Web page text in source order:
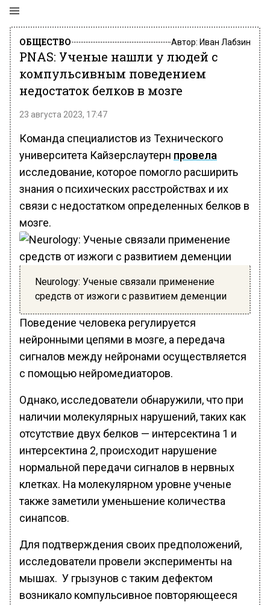
ОБЩЕСТВО Автор: Иван Лабзин
PNAS: Ученые нашли у людей с
компульсивным поведением
недостаток белков в мозге
23 августа 2023, 17:47
Команда специалистов из Технического
университета Кайзерслаутерн провела
исследование, которое помогло расширить
знания о психических расстройствах и их
связи с недостатком определенных белков в
мозге.
Neurology: Ученые связали применение
средств от изжоги с развитием деменции
Поведение человека регулируется
нейронными цепями в мозге, а передача
сигналов между нейронами осуществляется
с помощью нейромедиаторов.
Однако, исследователи обнаружили, что при
наличии молекулярных нарушений, таких как
отсутствие двух белков — интерсектина 1 и
интерсектина 2, происходит нарушение
нормальной передачи сигналов в нервных
клетках. На молекулярном уровне ученые
также заметили уменьшение количества
синапсов.
Для подтверждения своих предположений,
исследователи провели эксперименты на
мышах. У грызунов с таким дефектом
возникало компульсивное повторяющееся